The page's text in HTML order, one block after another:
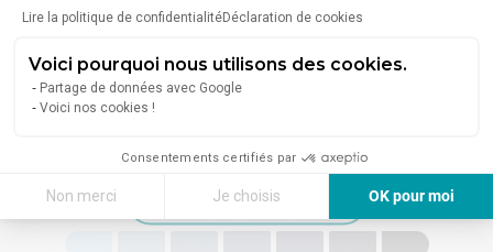
Lire la politique de confidentialitéDéclaration de cookies
Voici pourquoi nous utilisons des cookies.
Partage de données avec Google
Voici nos cookies !
Consentements certifiés par
Non merci Je choisis
OK pour moi
Plateforme de Gestion du Consentement : Personnalisez vos Options
Énergie
Diagnostic de performance énergétique (DPE)
Consommation (énergie primaire) : Non communiqué
Indice d'émission de gaz à effet de serre (GES)
En savoir plus sur le bien